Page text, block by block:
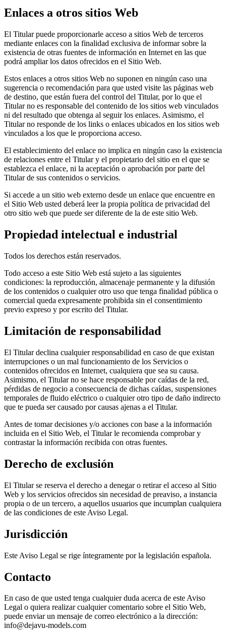
Enlaces a otros sitios Web
El Titular puede proporcionarle acceso a sitios Web de terceros
mediante enlaces con la finalidad exclusiva de informar sobre la
existencia de otras fuentes de información en Internet en las que
podrá ampliar los datos ofrecidos en el Sitio Web.
Estos enlaces a otros sitios Web no suponen en ningún caso una
sugerencia o recomendación para que usted visite las páginas web
de destino, que están fuera del control del Titular, por lo que el
Titular no es responsable del contenido de los sitios web vinculados
ni del resultado que obtenga al seguir los enlaces. Asimismo, el
Titular no responde de los links o enlaces ubicados en los sitios web
vinculados a los que le proporciona acceso.
El establecimiento del enlace no implica en ningún caso la existencia
de relaciones entre el Titular y el propietario del sitio en el que se
establezca el enlace, ni la aceptación o aprobación por parte del
Titular de sus contenidos o servicios.
Si accede a un sitio web externo desde un enlace que encuentre en
el Sitio Web usted deberá leer la propia política de privacidad del
otro sitio web que puede ser diferente de la de este sitio Web.
Propiedad intelectual e industrial
Todos los derechos están reservados.
Todo acceso a este Sitio Web está sujeto a las siguientes
condiciones: la reproducción, almacenaje permanente y la difusión
de los contenidos o cualquier otro uso que tenga finalidad pública o
comercial queda expresamente prohibida sin el consentimiento
previo expreso y por escrito del Titular.
Limitación de responsabilidad
El Titular declina cualquier responsabilidad en caso de que existan
interrupciones o un mal funcionamiento de los Servicios o
contenidos ofrecidos en Internet, cualquiera que sea su causa.
Asimismo, el Titular no se hace responsable por caídas de la red,
pérdidas de negocio a consecuencia de dichas caídas, suspensiones
temporales de fluido eléctrico o cualquier otro tipo de daño indirecto
que te pueda ser causado por causas ajenas a el Titular.
Antes de tomar decisiones y/o acciones con base a la información
incluida en el Sitio Web, el Titular le recomienda comprobar y
contrastar la información recibida con otras fuentes.
Derecho de exclusión
El Titular se reserva el derecho a denegar o retirar el acceso al Sitio
Web y los servicios ofrecidos sin necesidad de preaviso, a instancia
propia o de un tercero, a aquellos usuarios que incumplan cualquiera
de las condiciones de este Aviso Legal.
Jurisdicción
Este Aviso Legal se rige íntegramente por la legislación española.
Contacto
En caso de que usted tenga cualquier duda acerca de este Aviso
Legal o quiera realizar cualquier comentario sobre el Sitio Web,
puede enviar un mensaje de correo electrónico a la dirección:
info@dejavu-models.com